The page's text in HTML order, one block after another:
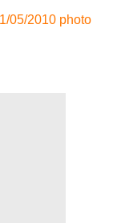
05/2010 photo